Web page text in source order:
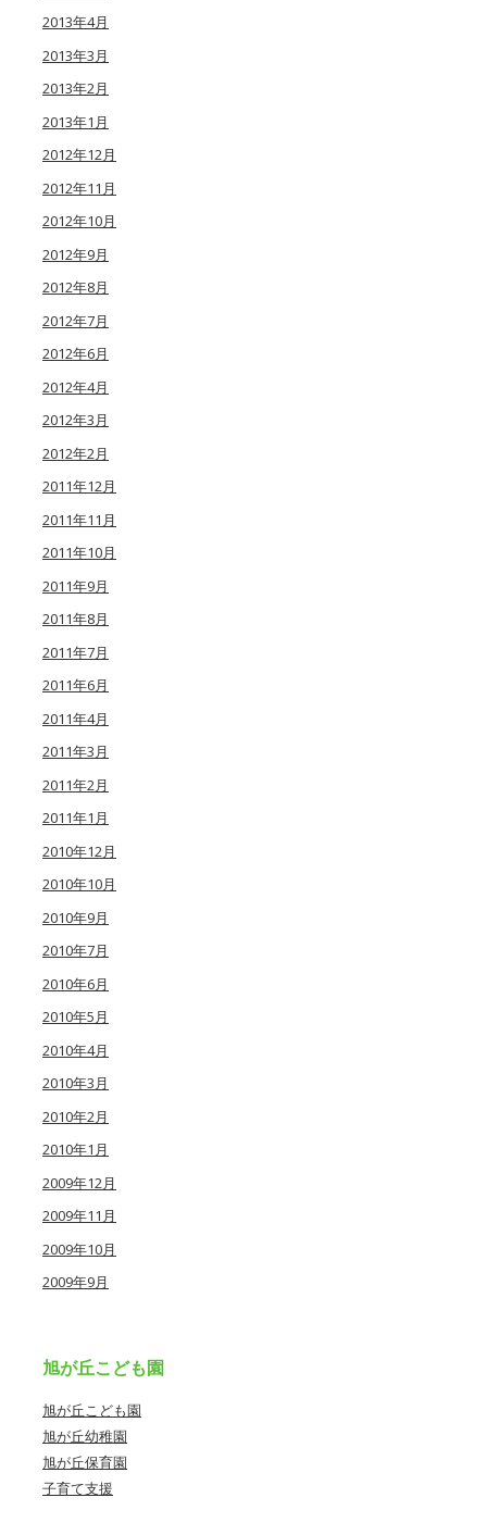
2013年4月
2013年3月
2013年2月
2013年1月
2012年12月
2012年11月
2012年10月
2012年9月
2012年8月
2012年7月
2012年6月
2012年4月
2012年3月
2012年2月
2011年12月
2011年11月
2011年10月
2011年9月
2011年8月
2011年7月
2011年6月
2011年4月
2011年3月
2011年2月
2011年1月
2010年12月
2010年10月
2010年9月
2010年7月
2010年6月
2010年5月
2010年4月
2010年3月
2010年2月
2010年1月
2009年12月
2009年11月
2009年10月
2009年9月
旭が丘こども園
旭が丘こども園
旭が丘幼稚園
旭が丘保育園
子育て支援